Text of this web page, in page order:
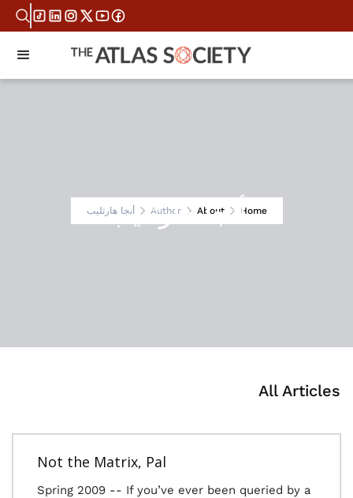
Home
About
Author أنجا هارتليب
أنجا هارتليب
All Articles
Not the Matrix, Pal
Spring 2009 -- If you’ve ever been queried by a